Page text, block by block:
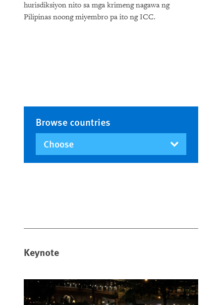
Keynote
hurisdiksiyon nito sa mga krimeng nagawa ng
Pilipinas noong miyembro pa ito ng ICC.
Browse countries